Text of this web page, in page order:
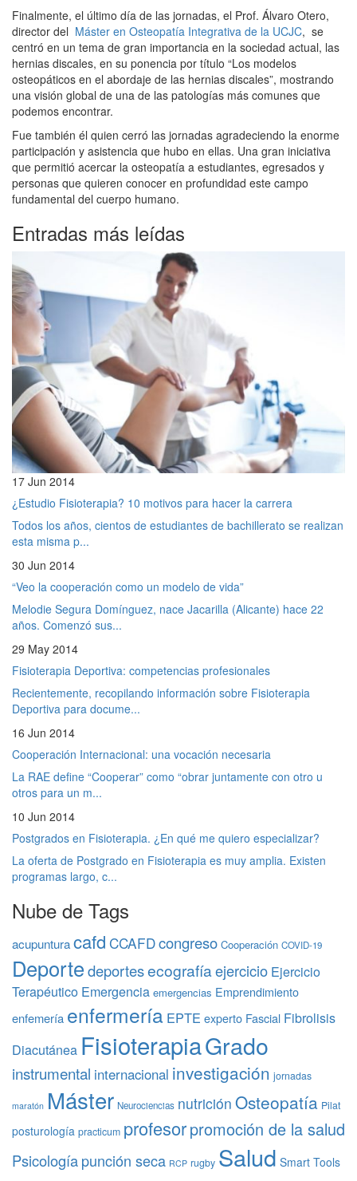
Finalmente, el último día de las jornadas, el Prof. Álvaro Otero,
director del Máster en Osteopatía Integrativa de la UCJC, se
centró en un tema de gran importancia en la sociedad actual, las
hernias discales, en su ponencia por título “Los modelos
osteopáticos en el abordaje de las hernias discales”, mostrando
una visión global de una de las patologías más comunes que
podemos encontrar.
Fue también él quien cerró las jornadas agradeciendo la enorme
participación y asistencia que hubo en ellas. Una gran iniciativa
que permitió acercar la osteopatía a estudiantes, egresados y
personas que quieren conocer en profundidad este campo
fundamental del cuerpo humano.
Entradas más leídas
17 Jun 2014
¿Estudio Fisioterapia? 10 motivos para hacer la carrera
Todos los años, cientos de estudiantes de bachillerato se realizan
esta misma p...
30 Jun 2014
“Veo la cooperación como un modelo de vida”
Melodie Segura Domínguez, nace Jacarilla (Alicante) hace 22
años. Comenzó sus...
29 May 2014
Fisioterapia Deportiva: competencias profesionales
Recientemente, recopilando información sobre Fisioterapia
Deportiva para docume...
16 Jun 2014
Cooperación Internacional: una vocación necesaria
La RAE define “Cooperar” como “obrar juntamente con otro u
otros para un m...
10 Jun 2014
Postgrados en Fisioterapia. ¿En qué me quiero especializar?
La oferta de Postgrado en Fisioterapia es muy amplia. Existen
programas largo, c...
Nube de Tags
acupunturacafd CCAFDcongreso Cooperación COVID-19
Deportedeportesecografíaejercicio Ejercicio
Terapéutico Emergencia emergencias Emprendimiento
enfemería enfermería EPTE experto Fascial Fibrolisis
Diacutánea FisioterapiaGrado
instrumental internacional investigación jornadas
maratón Máster Neurociencias nutrición Osteopatía Pilat
posturología practicum profesorpromoción de la salud
Psicologíapunción seca RCP rugby Salud Smart Tools